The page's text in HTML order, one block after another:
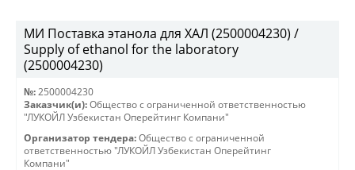
МИ Поставка этанола для ХАЛ (2500004230) /
Supply of ethanol for the laboratory
(2500004230)
№: 2500004230
Заказчик(и): Общество с ограниченной ответственностью
"ЛУКОЙЛ Узбекистан Оперейтинг Компани"
Организатор тендера: Общество с ограниченной
ответственностью "ЛУКОЙЛ Узбекистан Оперейтинг
Компани"